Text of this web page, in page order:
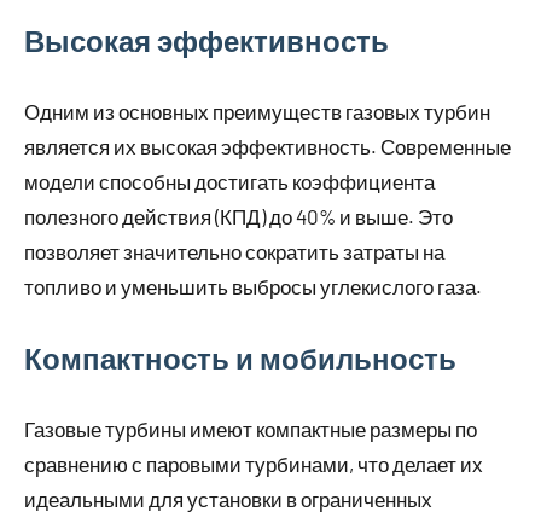
Высокая эффективность
Одним из основных преимуществ газовых турбин
является их высокая эффективность. Современные
модели способны достигать коэффициента
полезного действия (КПД) до 40% и выше. Это
позволяет значительно сократить затраты на
топливо и уменьшить выбросы углекислого газа.
Компактность и мобильность
Газовые турбины имеют компактные размеры по
сравнению с паровыми турбинами, что делает их
идеальными для установки в ограниченных